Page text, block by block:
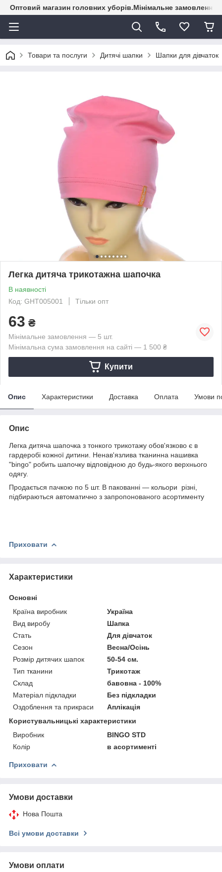
Оптовий магазин головних уборів.Мінімальне замовлення
Товари та послуги Дитячі шапки Шапки для дівчаток
Легка дитяча трикотажна шапочка
В наявності
Код: GHT005001
Тільки опт
63 ₴
Мінімальне замовлення — 5 шт.
Мінімальна сума замовлення на сайті — 1 500 ₴
Купити
Опис Характеристики Доставка Оплата Умови
Опис
Легка дитяча шапочка з тонкого трикотажу обов'язково є в
гардеробі кожної дитини. Ненав'язлива тканинна нашивка
"bingo" робить шапочку відповідною до будь-якого верхнього
одягу.
Продається пачкою по 5 шт. В пакованні — кольори різні,
підбираються автоматично з запропонованого асортименту
Приховати
Характеристики
Основні
Країна виробник
Україна
Вид виробу
Шапка
Стать
Для дівчаток
Сезон
Весна/Осінь
Розмір дитячих шапок
50-54 см.
Тип тканини
Трикотаж
Склад
бавовна - 100%
Матеріал підкладки
Без підкладки
Оздоблення та прикраси
Аплікація
Користувальницькі характеристики
Виробник
BINGO STD
Колір
в асортименті
Приховати
Умови доставки
Нова Пошта
Всі умови доставки
Умови оплати